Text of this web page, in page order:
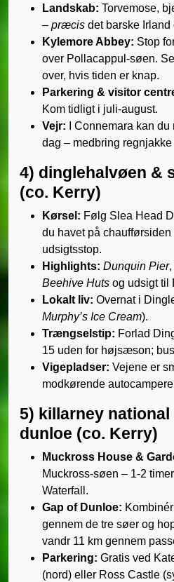
Landskab: Torvemose,
– præcis det barske Irland
Kylemore Abbey: Stop
over Pollacappul-søen.
over, hvis tiden er knap.
Parkering & visitor
Kom tidligt i juli-august.
Vejr: I Connemara kan
dag – medbring
4) dinglehalvøen &
(co. Kerry)
Kørsel: Følg Slea Head
du havet på chaufførsiden
udsigtsstop.
Highlights: Dunquin Pier,
Beehive Huts og udsigt til
Lokalt liv: Overnat i
Murphy’s Ice Cream).
Trængselstip: Forlad
15 uden for højsæson;
Vigepladser: Vejene er
modkørende
5) killarney
dunloe (co. Kerry)
Muckross House &
Muckross-søen – 1-2
Waterfall.
Gap of Dunloe:
gennem de tre søer og
vandr 11 km gennem
Parkering: Gratis ved
(nord) eller Ross Castle